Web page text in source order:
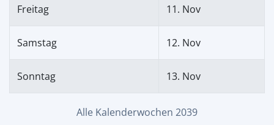
Freitag 11. Nov
Samstag 12. Nov
Sonntag 13. Nov
Alle Kalenderwochen 2039